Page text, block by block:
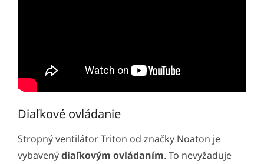
Diaľkové ovládanie
Stropný ventilátor Triton od značky Noaton je
vybavenýdiaľkovým ovládaním. To nevyžaduje